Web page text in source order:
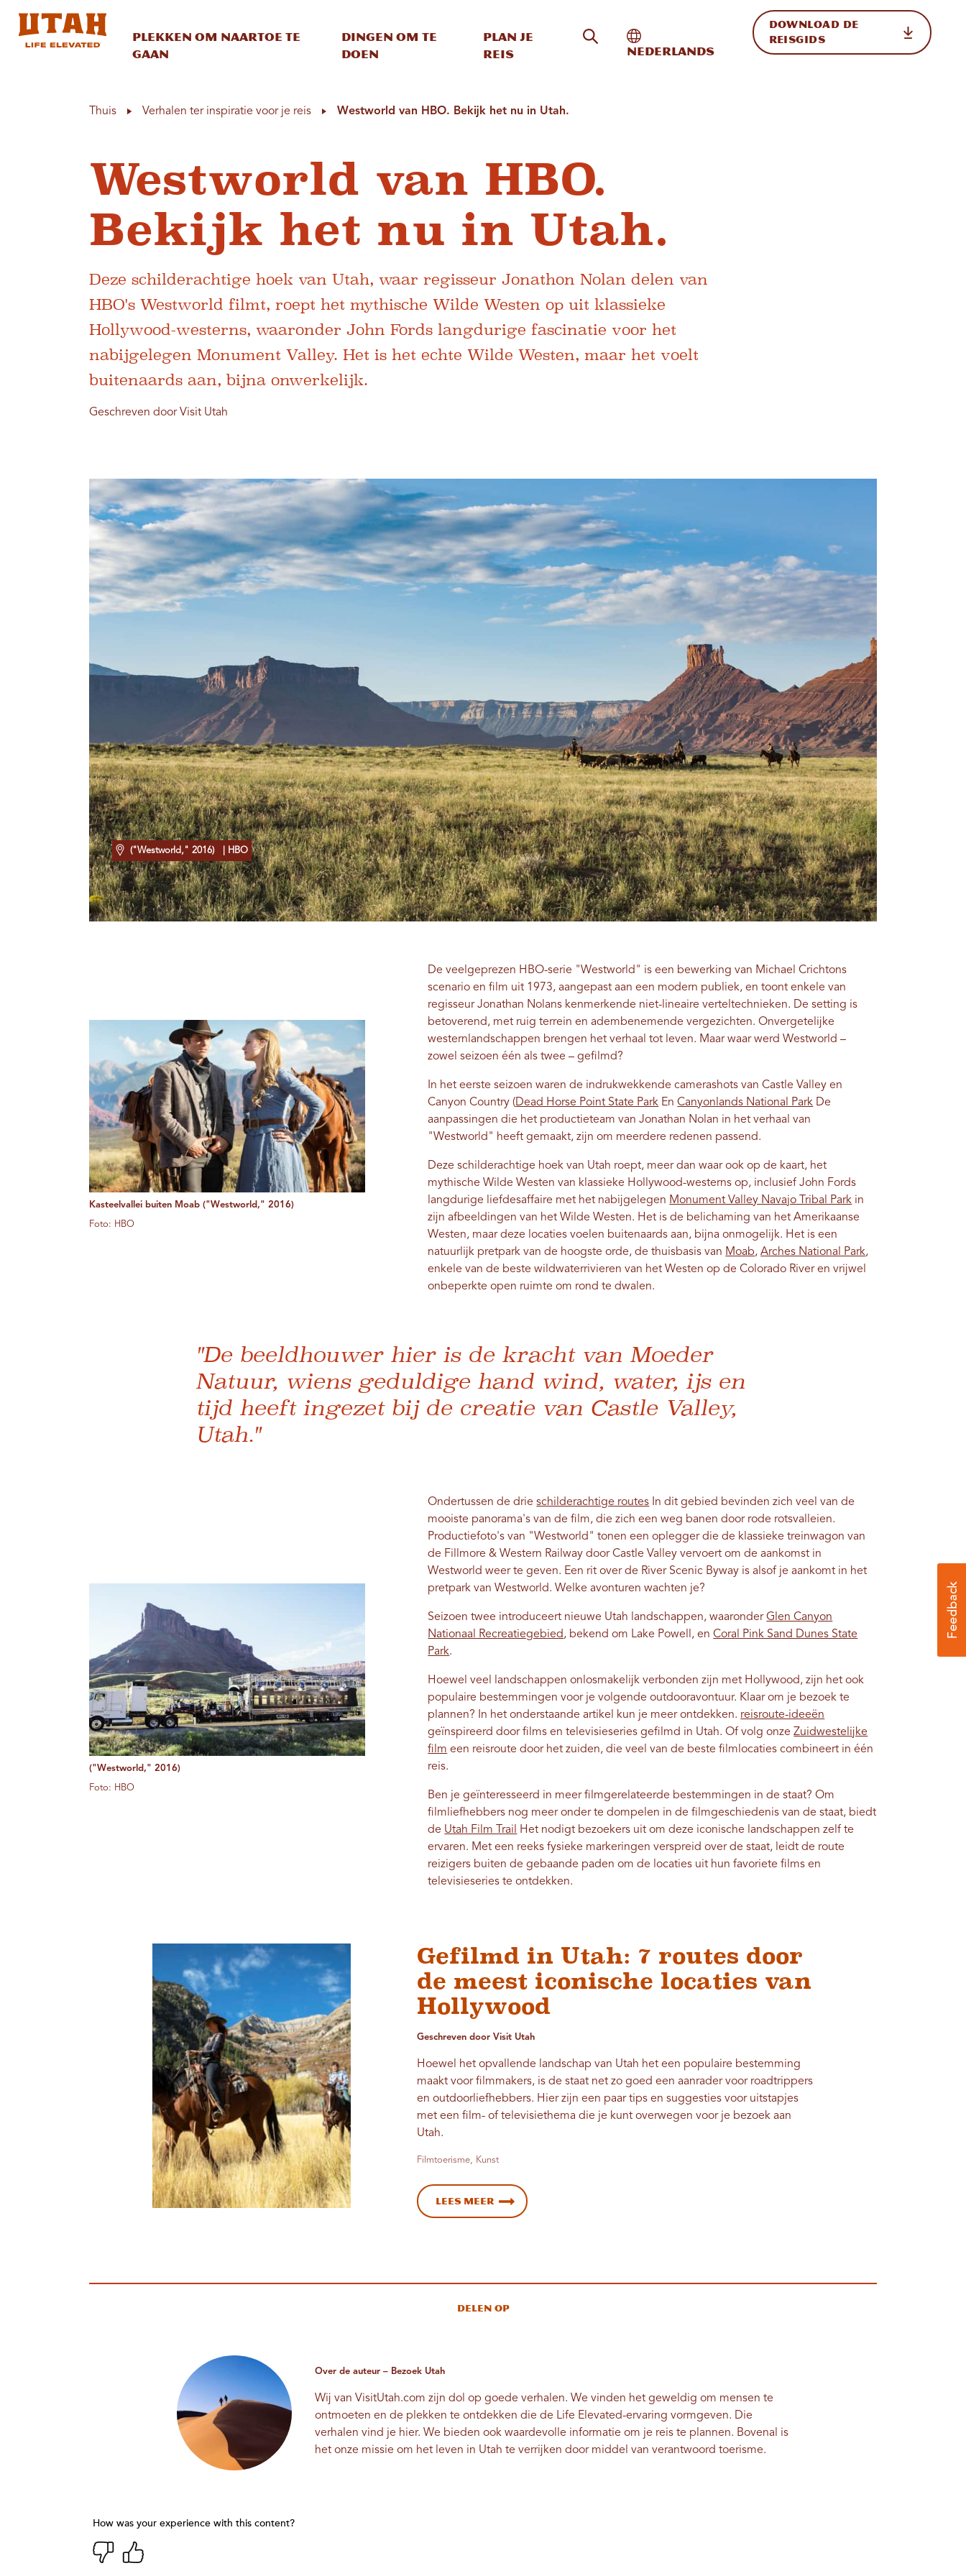
Plekken om naartoe te
gaan
Dingen om te
doen
Plan je
reis
Zoeken op de site
Internationale weergave in-/uitschakelen
Nederlands
DOWNLOAD DE
REISGIDS
Thuis Verhalen ter inspiratie voor je reis Westworld van HBO. Bekijk het nu in Utah.
Westworld van HBO.
Bekijk het nu in Utah.
Deze schilderachtige hoek van Utah, waar regisseur Jonathon Nolan delen van
HBO's Westworld filmt, roept het mythische Wilde Westen op uit klassieke
Hollywood-westerns, waaronder John Fords langdurige fascinatie voor het
nabijgelegen Monument Valley. Het is het echte Wilde Westen, maar het voelt
buitenaards aan, bijna onwerkelijk.
Geschreven door Visit Utah
("Westworld," 2016) | HBO
Kasteelvallei buiten Moab ("Westworld," 2016)
Foto: HBO
De veelgeprezen HBO-serie "Westworld" is een bewerking van Michael Crichtons
scenario en film uit 1973, aangepast aan een modern publiek, en toont enkele van
regisseur Jonathan Nolans kenmerkende niet-lineaire verteltechnieken. De setting is
betoverend, met ruig terrein en adembenemende vergezichten. Onvergetelijke
westernlandschappen brengen het verhaal tot leven. Maar waar werd Westworld –
zowel seizoen één als twee – gefilmd?
In het eerste seizoen waren de indrukwekkende camerashots van Castle Valley en
Canyon Country (Dead Horse Point State Park EnCanyonlands National Park De
aanpassingen die het productieteam van Jonathan Nolan in het verhaal van
"Westworld" heeft gemaakt, zijn om meerdere redenen passend.
Deze schilderachtige hoek van Utah roept, meer dan waar ook op de kaart, het
mythische Wilde Westen van klassieke Hollywood-westerns op, inclusief John Fords
langdurige liefdesaffaire met het nabijgelegen Monument Valley Navajo Tribal Park in
zijn afbeeldingen van het Wilde Westen. Het is de belichaming van het Amerikaanse
Westen, maar deze locaties voelen buitenaards aan, bijna onmogelijk. Het is een
natuurlijk pretpark van de hoogste orde, de thuisbasis van Moab,Arches National Park,
enkele van de beste wildwaterrivieren van het Westen op de Colorado River en vrijwel
onbeperkte open ruimte om rond te dwalen.
"De beeldhouwer hier is de kracht van Moeder
Natuur, wiens geduldige hand wind, water, ijs en
tijd heeft ingezet bij de creatie van Castle Valley,
Utah."
("Westworld," 2016)
Foto: HBO
Ondertussen de drieschilderachtige routes In dit gebied bevinden zich veel van de
mooiste panorama's van de film, die zich een weg banen door rode rotsvalleien.
Productiefoto's van "Westworld" tonen een oplegger die de klassieke treinwagon van
de Fillmore & Western Railway door Castle Valley vervoert om de aankomst in
Westworld weer te geven. Een rit over de River Scenic Byway is alsof je aankomt in het
pretpark van Westworld. Welke avonturen wachten je?
Seizoen twee introduceert nieuwe Utah landschappen, waaronderGlen Canyon
Nationaal Recreatiegebied, bekend om Lake Powell, enCoral Pink Sand Dunes State
Park.
Hoewel veel landschappen onlosmakelijk verbonden zijn met Hollywood, zijn het ook
populaire bestemmingen voor je volgende outdooravontuur. Klaar om je bezoek te
plannen? In het onderstaande artikel kun je meer ontdekken. reisroute-ideeën
geïnspireerd door films en televisieseries gefilmd in Utah. Of volg onzeZuidwestelijke
film een reisroute door het zuiden, die veel van de beste filmlocaties combineert in één
reis.
Ben je geïnteresseerd in meer filmgerelateerde bestemmingen in de staat? Om
filmliefhebbers nog meer onder te dompelen in de filmgeschiedenis van de staat, biedt
de Utah Film Trail
Het nodigt bezoekers uit om deze iconische landschappen zelf te
ervaren. Met een reeks fysieke markeringen verspreid over de staat, leidt de route
reizigers buiten de gebaande paden om de locaties uit hun favoriete films en
televisieseries te ontdekken.
Gefilmd in Utah: 7 routes door
de meest iconische locaties van
Hollywood
Geschreven door Visit Utah
Hoewel het opvallende landschap van Utah het een populaire bestemming
maakt voor filmmakers, is de staat net zo goed een aanrader voor roadtrippers
en outdoorliefhebbers. Hier zijn een paar tips en suggesties voor uitstapjes
met een film- of televisiethema die je kunt overwegen voor je bezoek aan
Utah.
Filmtoerisme, Kunst
Lees meer
Delen op
Over de auteur – Bezoek Utah
Wij van VisitUtah.com zijn dol op goede verhalen. We vinden het geweldig om mensen te
ontmoeten en de plekken te ontdekken die de Life Elevated-ervaring vormgeven. Die
verhalen vind je hier. We bieden ook waardevolle informatie om je reis te plannen. Bovenal is
het onze missie om het leven in Utah te verrijken door middel van verantwoord toerisme.